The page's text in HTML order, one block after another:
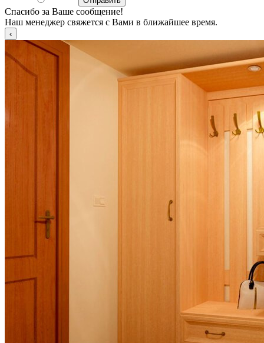
Спасибо за Ваше сообщение!
Наш менеджер свяжется с Вами в ближайшее время.